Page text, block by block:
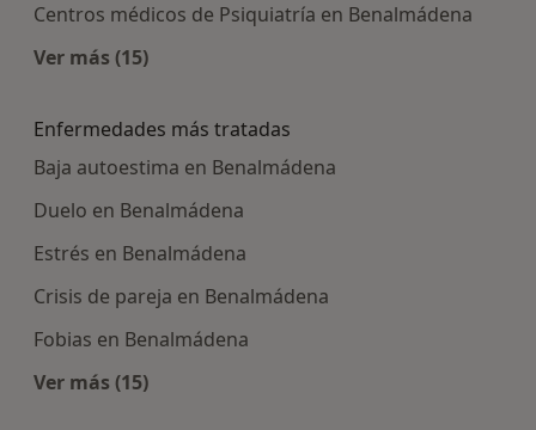
Centros médicos de Psiquiatría en Benalmádena
Ver más (15)
Enfermedades más tratadas
Baja autoestima en Benalmádena
Duelo en Benalmádena
Estrés en Benalmádena
Crisis de pareja en Benalmádena
Fobias en Benalmádena
Ver más (15)